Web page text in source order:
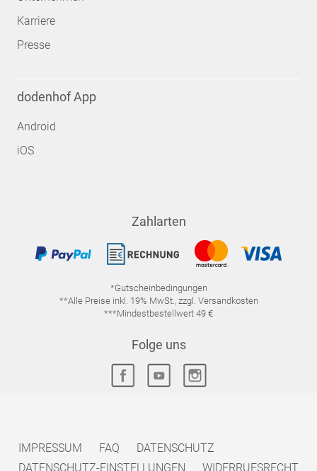
Karriere
Presse
dodenhof App
Android
iOS
Zahlarten
*Gutscheinbedingungen
**Alle Preise inkl. 19% MwSt., zzgl. Versandkosten
***Mindestbestellwert 49 €
Folge uns
IMPRESSUM FAQ
DATENSCHUTZ
DATENSCHUTZ-EINSTELLUNGEN
WIDERRUFSRECHT